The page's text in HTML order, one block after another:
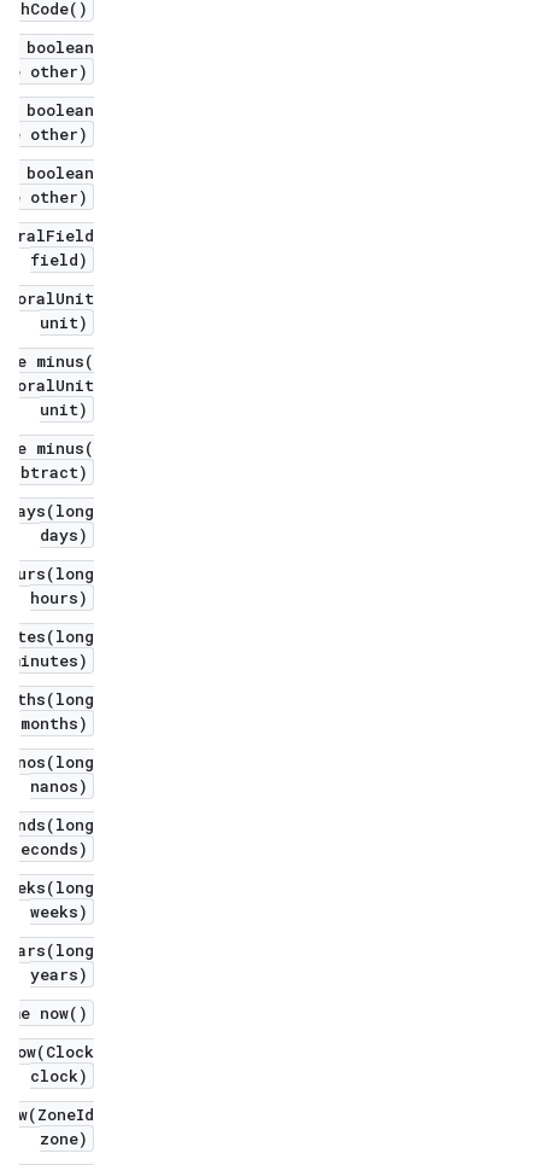
boolean
other)
boolean
other)
boolean
other)
field)
unit)
minus(
unit)
minus(
days)
hours)
minutes)
months)
nanos)
seconds)
weeks)
years)
now()
clock)
zone)